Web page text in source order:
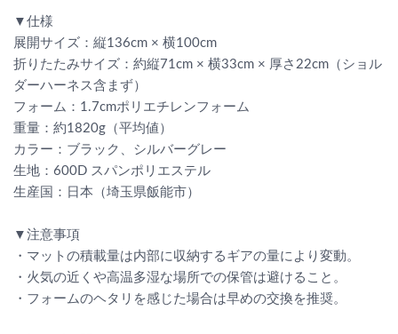
▼仕様
展開サイズ：縦136cm × 横100cm
折りたたみサイズ：約縦71cm × 横33cm × 厚さ22cm（ショル
ダーハーネス含まず）
フォーム：1.7cmポリエチレンフォーム
重量：約1820g（平均値）
カラー：ブラック、シルバーグレー
生地：600D スパンポリエステル
生産国：日本（埼玉県飯能市）
▼注意事項
・マットの積載量は内部に収納するギアの量により変動。
・火気の近くや高温多湿な場所での保管は避けること。
・フォームのヘタリを感じた場合は早めの交換を推奨。